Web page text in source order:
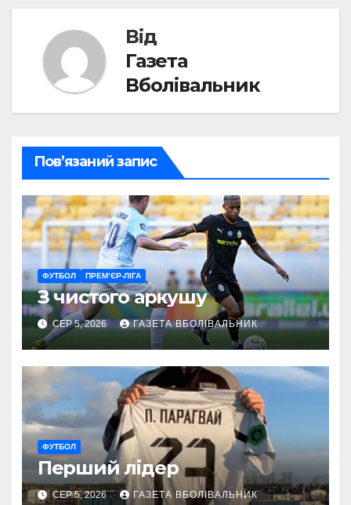
Від
Газета
Вболівальник
Пов’язаний запис
ФУТБОЛ ПРЕМ’ЄР-ЛІГА
З чистого аркушу
СЕР 5, 2026 ГАЗЕТА ВБОЛІВАЛЬНИК
ФУТБОЛ
Перший лідер
СЕР 5, 2026 ГАЗЕТА ВБОЛІВАЛЬНИК